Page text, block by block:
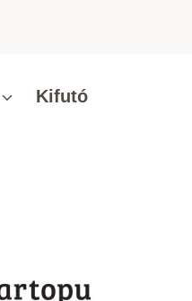
Kifutó